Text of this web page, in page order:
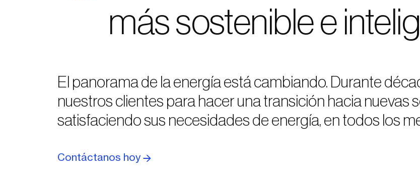
más sostenible e
El panorama de la energía está cambiando. Durante
nuestros clientes para hacer una transición hacia nuevas
satisfaciendo sus necesidades de energía, en todos los
Contáctanos hoy